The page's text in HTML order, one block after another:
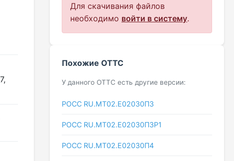
Для скачивания файлов
необходимо войти в систему.
Похожие ОТТС
У данного ОТТС есть другие версии:
РОСС RU.МТ02.E02030П3
РОСС RU.МТ02.E02030П3Р1
РОСС RU.МТ02.E02030П4